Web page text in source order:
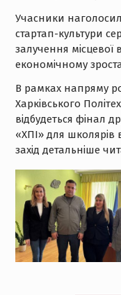
Учасники
стартап-культури
залучення місцевої
економічному
В рамках напряму
Харківського
відбудеться фінал
«ХПІ» для школярів
захід детальніше